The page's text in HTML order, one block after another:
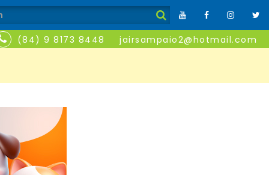
(84) 9 8173 8448 jairsampaio2@hotmail.com